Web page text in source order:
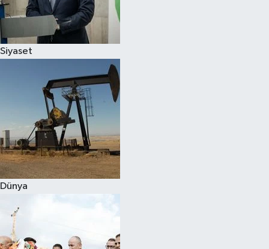
Siyaset
Dünya
Spor
Çocuk
Eğitim
Hava Durumu
Kadın
Kültür Sanat